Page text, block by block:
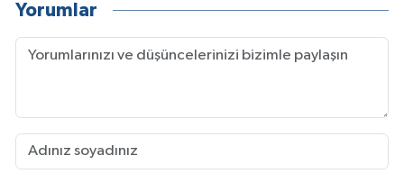
Yorumlar